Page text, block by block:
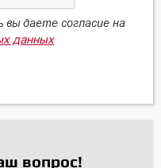
вы даете согласие на
данных
вопрос!